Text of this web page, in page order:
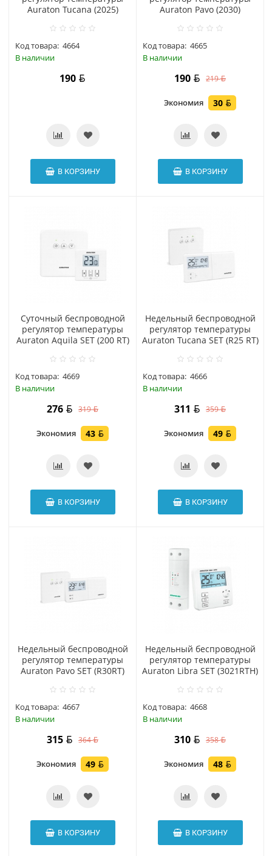
Auraton Tucana (2025)
Код товара: 4664
В наличии
190
В КОРЗИНУ
Auraton Pavo (2030)
Код товара: 4665
В наличии
190 219
Экономия 30
В КОРЗИНУ
Суточный беспроводной
регулятор температуры
Auraton Aquila SET (200 RT)
Код товара: 4669
В наличии
276 319
Экономия 43
В КОРЗИНУ
Hедельный беспроводной
регулятор температуры
Auraton Tucana SET (R25 RT)
Код товара: 4666
В наличии
311 359
Экономия 49
В КОРЗИНУ
Hедельный беспроводной
регулятор температуры
Auraton Pavo SET (R30RT)
Код товара: 4667
В наличии
315 364
Экономия 49
В КОРЗИНУ
Hедельный беспроводной
регулятор температуры
Auraton Libra SET (3021RTH)
Код товара: 4668
В наличии
310 358
Экономия 48
В КОРЗИНУ